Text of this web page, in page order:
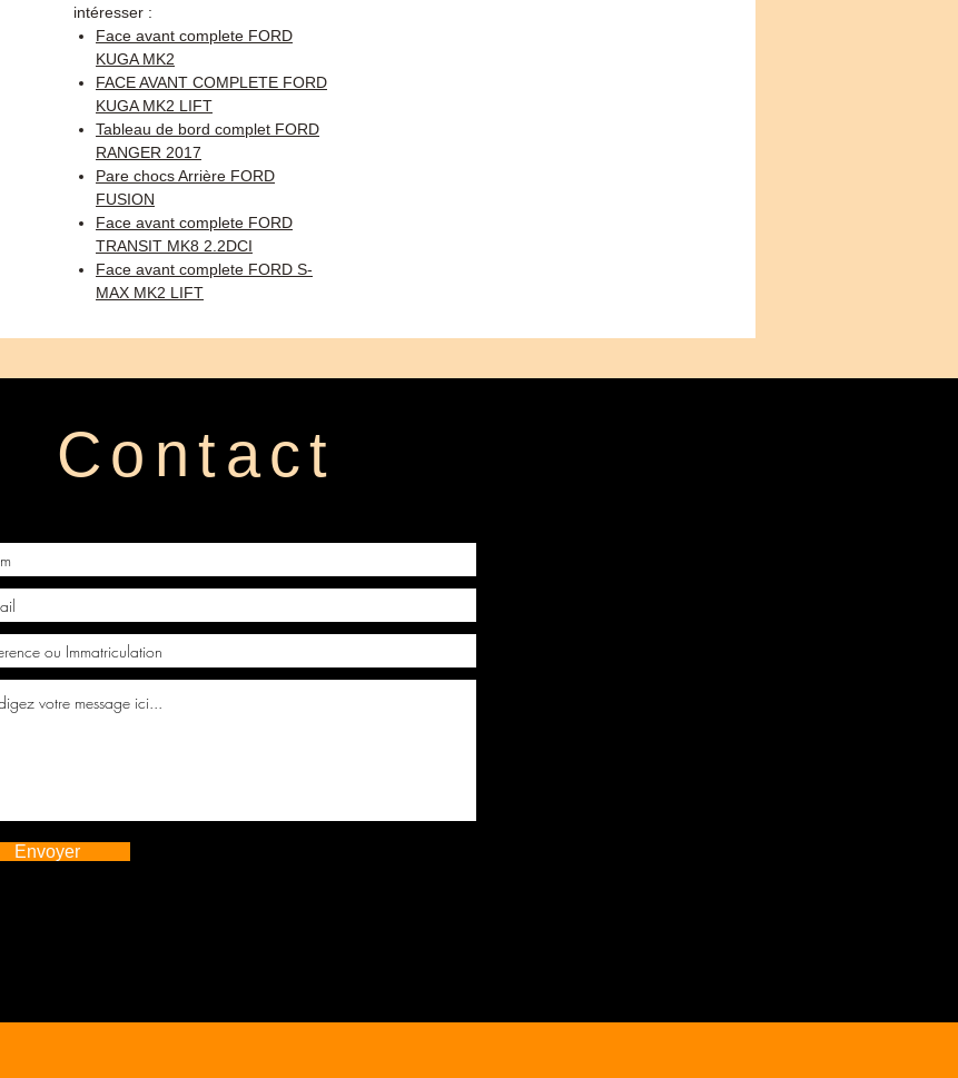
intéresser :
Face avant complete FORD
KUGA MK2
FACE AVANT COMPLETE FORD
KUGA MK2 LIFT
Tableau de bord complet FORD
RANGER 2017
Pare chocs Arrière FORD
FUSION
Face avant complete FORD
TRANSIT MK8 2.2DCI
Face avant complete FORD S-
MAX MK2 LIFT
Contact
Envoyer